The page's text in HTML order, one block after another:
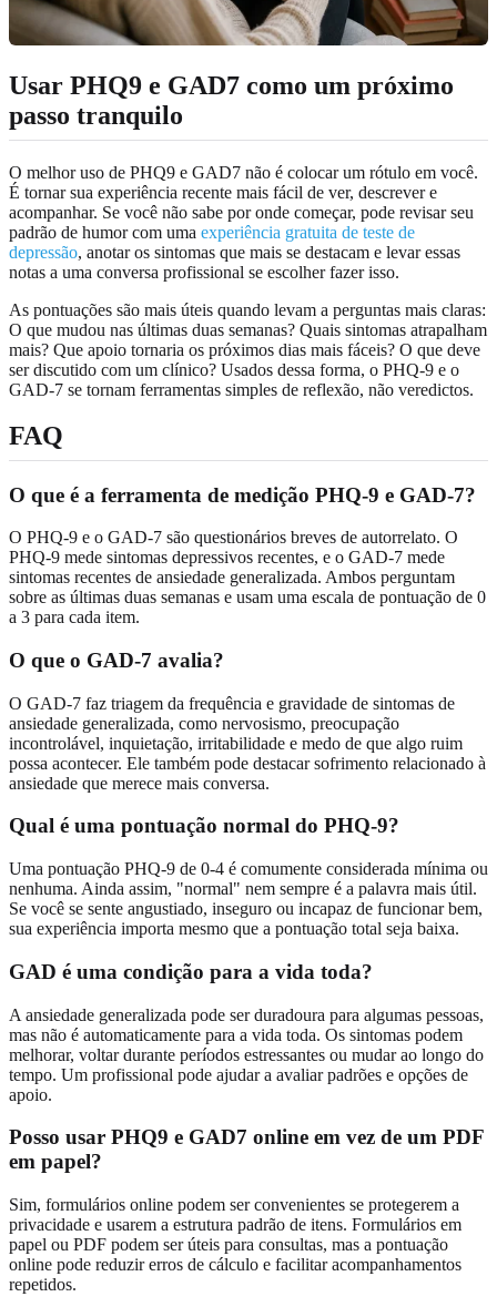
Usar PHQ9 e GAD7 como um próximo
passo tranquilo
O melhor uso de PHQ9 e GAD7 não é colocar um rótulo em você.
É tornar sua experiência recente mais fácil de ver, descrever e
acompanhar. Se você não sabe por onde começar, pode revisar seu
padrão de humor com uma experiência gratuita de teste de
depressão, anotar os sintomas que mais se destacam e levar essas
notas a uma conversa profissional se escolher fazer isso.
As pontuações são mais úteis quando levam a perguntas mais claras:
O que mudou nas últimas duas semanas? Quais sintomas atrapalham
mais? Que apoio tornaria os próximos dias mais fáceis? O que deve
ser discutido com um clínico? Usados dessa forma, o PHQ-9 e o
GAD-7 se tornam ferramentas simples de reflexão, não veredictos.
FAQ
O que é a ferramenta de medição PHQ-9 e GAD-7?
O PHQ-9 e o GAD-7 são questionários breves de autorrelato. O
PHQ-9 mede sintomas depressivos recentes, e o GAD-7 mede
sintomas recentes de ansiedade generalizada. Ambos perguntam
sobre as últimas duas semanas e usam uma escala de pontuação de 0
a 3 para cada item.
O que o GAD-7 avalia?
O GAD-7 faz triagem da frequência e gravidade de sintomas de
ansiedade generalizada, como nervosismo, preocupação
incontrolável, inquietação, irritabilidade e medo de que algo ruim
possa acontecer. Ele também pode destacar sofrimento relacionado à
ansiedade que merece mais conversa.
Qual é uma pontuação normal do PHQ-9?
Uma pontuação PHQ-9 de 0-4 é comumente considerada mínima ou
nenhuma. Ainda assim, "normal" nem sempre é a palavra mais útil.
Se você se sente angustiado, inseguro ou incapaz de funcionar bem,
sua experiência importa mesmo que a pontuação total seja baixa.
GAD é uma condição para a vida toda?
A ansiedade generalizada pode ser duradoura para algumas pessoas,
mas não é automaticamente para a vida toda. Os sintomas podem
melhorar, voltar durante períodos estressantes ou mudar ao longo do
tempo. Um profissional pode ajudar a avaliar padrões e opções de
apoio.
Posso usar PHQ9 e GAD7 online em vez de um PDF
em papel?
Sim, formulários online podem ser convenientes se protegerem a
privacidade e usarem a estrutura padrão de itens. Formulários em
papel ou PDF podem ser úteis para consultas, mas a pontuação
online pode reduzir erros de cálculo e facilitar acompanhamentos
repetidos.